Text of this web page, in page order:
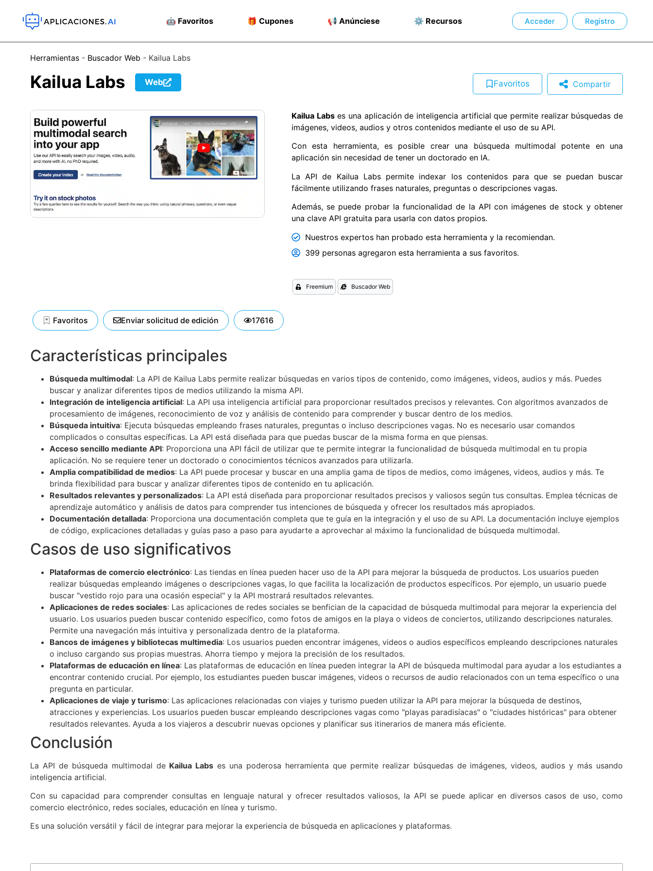
🤖 Favoritos 🎁 Cupones 📢 Anúnciese ⚙️ Recursos Acceder Registro
Herramientas - Buscador Web - Kailua Labs
Kailua Labs Web Favoritos Compartir
Kailua Labses una aplicación de inteligencia artificial que permite realizar búsquedas de
imágenes, videos, audios y otros contenidos mediante el uso de su API.
Con esta herramienta, es posible crear una búsqueda multimodal potente en una
aplicación sin necesidad de tener un doctorado en IA.
La API de Kailua Labs permite indexar los contenidos para que se puedan buscar
fácilmente utilizando frases naturales, preguntas o descripciones vagas.
Además, se puede probar la funcionalidad de la API con imágenes de stock y obtener
una clave API gratuita para usarla con datos propios.
Nuestros expertos han probado esta herramienta y la recomiendan.
399 personas agregaron esta herramienta a sus favoritos.
Freemium Buscador Web
Favoritos Enviar solicitud de edición 17616
Características principales
Búsqueda multimodal: La API de Kailua Labs permite realizar búsquedas en varios tipos de contenido, como imágenes, videos, audios y más. Puedes
buscar y analizar diferentes tipos de medios utilizando la misma API.
Integración de inteligencia artificial: La API usa inteligencia artificial para proporcionar resultados precisos y relevantes. Con algoritmos avanzados de
procesamiento de imágenes, reconocimiento de voz y análisis de contenido para comprender y buscar dentro de los medios.
Búsqueda intuitiva: Ejecuta búsquedas empleando frases naturales, preguntas o incluso descripciones vagas. No es necesario usar comandos
complicados o consultas específicas. La API está diseñada para que puedas buscar de la misma forma en que piensas.
Acceso sencillo mediante API: Proporciona una API fácil de utilizar que te permite integrar la funcionalidad de búsqueda multimodal en tu propia
aplicación. No se requiere tener un doctorado o conocimientos técnicos avanzados para utilizarla.
Amplia compatibilidad de medios: La API puede procesar y buscar en una amplia gama de tipos de medios, como imágenes, videos, audios y más. Te
brinda flexibilidad para buscar y analizar diferentes tipos de contenido en tu aplicación.
Resultados relevantes y personalizados: La API está diseñada para proporcionar resultados precisos y valiosos según tus consultas. Emplea técnicas de
aprendizaje automático y análisis de datos para comprender tus intenciones de búsqueda y ofrecer los resultados más apropiados.
Documentación detallada: Proporciona una documentación completa que te guía en la integración y el uso de su API. La documentación incluye ejemplos
de código, explicaciones detalladas y guías paso a paso para ayudarte a aprovechar al máximo la funcionalidad de búsqueda multimodal.
Casos de uso significativos
Plataformas de comercio electrónico: Las tiendas en línea pueden hacer uso de la API para mejorar la búsqueda de productos. Los usuarios pueden
realizar búsquedas empleando imágenes o descripciones vagas, lo que facilita la localización de productos específicos. Por ejemplo, un usuario puede
buscar "vestido rojo para una ocasión especial" y la API mostrará resultados relevantes.
Aplicaciones de redes sociales: Las aplicaciones de redes sociales se benfician de la capacidad de búsqueda multimodal para mejorar la experiencia del
usuario. Los usuarios pueden buscar contenido específico, como fotos de amigos en la playa o videos de conciertos, utilizando descripciones naturales.
Permite una navegación más intuitiva y personalizada dentro de la plataforma.
Bancos de imágenes y bibliotecas multimedia: Los usuarios pueden encontrar imágenes, videos o audios específicos empleando descripciones naturales
o incluso cargando sus propias muestras. Ahorra tiempo y mejora la precisión de los resultados.
Plataformas de educación en línea: Las plataformas de educación en línea pueden integrar la API de búsqueda multimodal para ayudar a los estudiantes a
encontrar contenido crucial. Por ejemplo, los estudiantes pueden buscar imágenes, videos o recursos de audio relacionados con un tema específico o una
pregunta en particular.
Aplicaciones de viaje y turismo: Las aplicaciones relacionadas con viajes y turismo pueden utilizar la API para mejorar la búsqueda de destinos,
atracciones y experiencias. Los usuarios pueden buscar empleando descripciones vagas como "playas paradisíacas" o "ciudades históricas" para obtener
resultados relevantes. Ayuda a los viajeros a descubrir nuevas opciones y planificar sus itinerarios de manera más eficiente.
Conclusión
La API de búsqueda multimodal de Kailua Labs es una poderosa herramienta que permite realizar búsquedas de imágenes, videos, audios y más usando
inteligencia artificial.
Con su capacidad para comprender consultas en lenguaje natural y ofrecer resultados valiosos, la API se puede aplicar en diversos casos de uso, como
comercio electrónico, redes sociales, educación en línea y turismo.
Es una solución versátil y fácil de integrar para mejorar la experiencia de búsqueda en aplicaciones y plataformas.